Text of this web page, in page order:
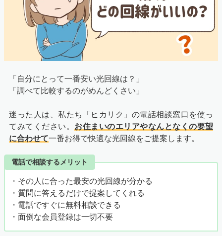
「自分にとって一番安い光回線は？」
「調べて比較するのがめんどくさい」
迷った人は、私たち「ヒカリク」の電話相談窓口を使っ
てみてください。 お住まいのエリアやなんとなくの要望
に合わせて一番お得で快適な光回線をご提案します。
電話で相談するメリット
・その人に合った最安の光回線が分かる
・質問に答えるだけで提案してくれる
・電話ですぐに無料相談できる
・面倒な会員登録は一切不要